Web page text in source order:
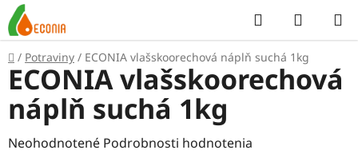
Prejsť
na
obsah
Hľadať
KOŠÍK
Domov
/ Potraviny / ECONIA vlašskoorechová náplň suchá 1kg
ECONIA vlašskoorechová
náplň suchá 1kg
Priemerné
Neohodnotené Podrobnosti hodnotenia